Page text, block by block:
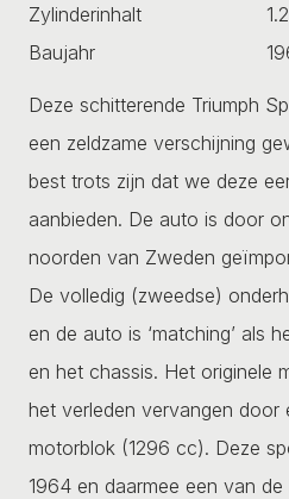
Zylinderinhalt
Baujahr
Deze schitterende Triumph
een zeldzame verschijning
best trots zijn dat we deze
aanbieden. De auto is door
noorden van Zweden
De volledig (zweedse)
en de auto is ‘matching’ als
en het chassis. Het originele
het verleden vervangen door
motorblok (1296 cc). Deze
1964 en daarmee een van de